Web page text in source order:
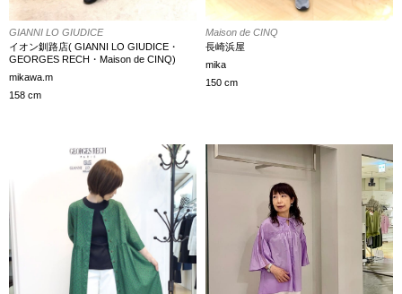
GIANNI LO GIUDICE
イオン釧路店( GIANNI LO GIUDICE・
GEORGES RECH・Maison de CINQ)
mikawa.m
158 cm
Maison de CINQ
長崎浜屋
mika
150 cm